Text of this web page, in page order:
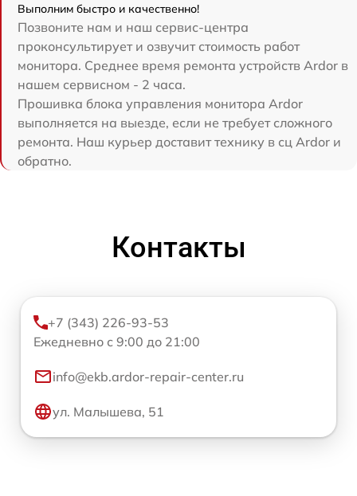
Выполним быстро и качественно!
Позвоните нам и наш сервис-центра
проконсультирует и озвучит стоимость работ
монитора. Среднее время ремонта устройств Ardor в
нашем сервисном - 2 часа.
Прошивка блока управления монитора Ardor
выполняется на выезде, если не требует сложного
ремонта. Наш курьер доставит технику в сц Ardor и
обратно.
Контакты
+7 (343) 226-93-53
Ежедневно с 9:00 до 21:00
info@ekb.ardor-repair-center.ru
ул. Малышева, 51